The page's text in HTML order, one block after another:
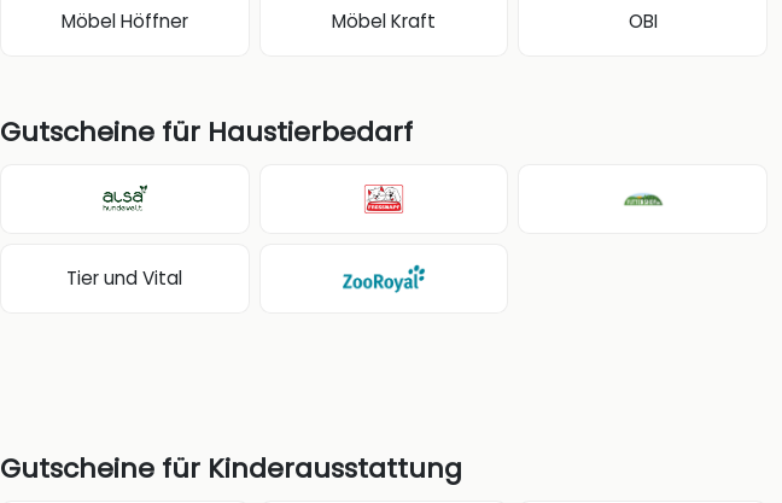
Möbel Höffner Möbel Kraft OBI
Gutscheine für Haustierbedarf
Tier und Vital
Gutscheine für Kinderausstattung